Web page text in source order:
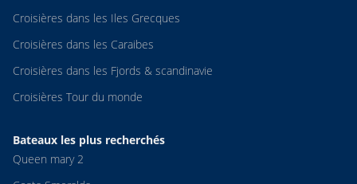
Croisières dans les Iles Grecques
Croisières dans les Caraibes
Croisières dans les Fjords & scandinavie
Croisières Tour du monde
Bateaux les plus recherchés
Queen mary 2